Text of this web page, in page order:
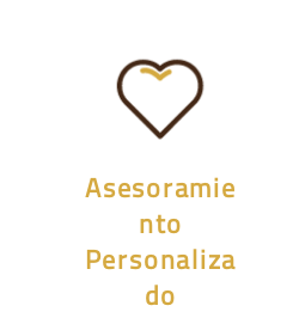
Asesoramie
nto
Personaliza
do